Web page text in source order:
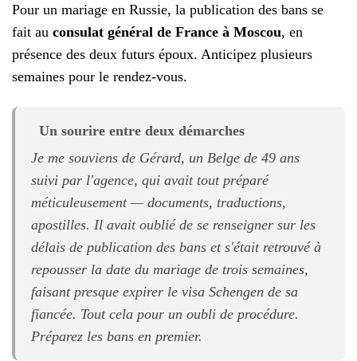
Pour un mariage en Russie, la publication des bans se
fait au consulat général de France à Moscou, en
présence des deux futurs époux. Anticipez plusieurs
semaines pour le rendez-vous.
Un sourire entre deux démarches
Je me souviens de Gérard, un Belge de 49 ans
suivi par l'agence, qui avait tout préparé
méticuleusement — documents, traductions,
apostilles. Il avait oublié de se renseigner sur les
délais de publication des bans et s'était retrouvé à
repousser la date du mariage de trois semaines,
faisant presque expirer le visa Schengen de sa
fiancée. Tout cela pour un oubli de procédure.
Préparez les bans en premier.